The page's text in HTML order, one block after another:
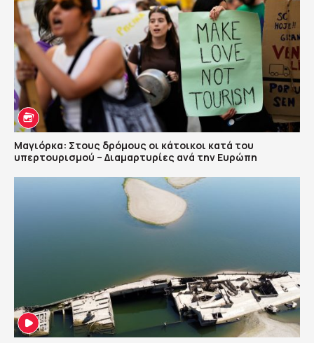
Μαγιόρκα: Στους δρόμους οι κάτοικοι κατά του
υπερτουρισμού – Διαμαρτυρίες ανά την Ευρώπη